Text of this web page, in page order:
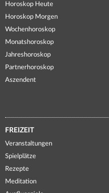
Horoskop Heute
Horoskop Morgen
Wochenhoroskop
Monatshoroskop
Jahreshoroskop
Partnerhoroskop
Aszendent
FREIZEIT
Veranstaltungen
Spielplätze
Rezepte
Meditation